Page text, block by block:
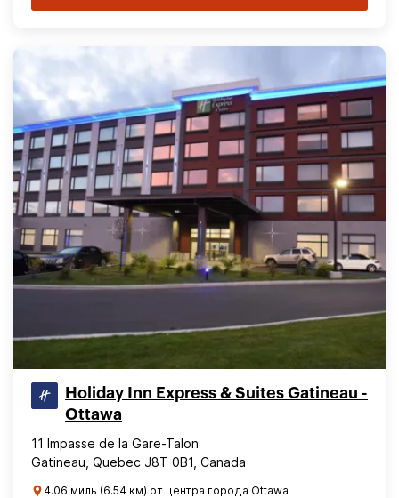
Holiday Inn Express & Suites Gatineau -
Ottawa
11 Impasse de la Gare-Talon
Gatineau, Quebec J8T 0B1, Canada
4.06 миль (6.54 км) от центра города Ottawa